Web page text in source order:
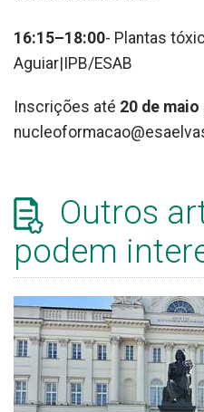
16:15–18:00- Plantas
Aguiar|IPB/ESAB
Inscrições até 20 de maio
Outros
podem